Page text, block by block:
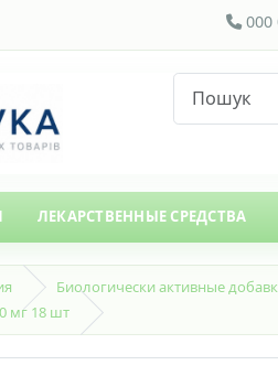
000
ЛЕКАРСТВЕННЫЕ СРЕДСТВА
Биологически активные
мг 18 шт